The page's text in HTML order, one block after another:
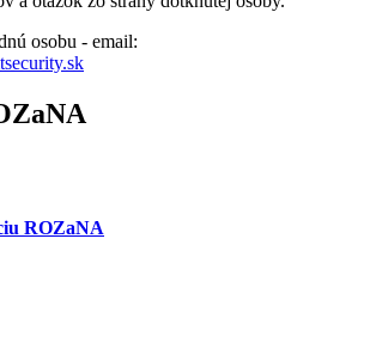
osobu - email:
ROZaNA